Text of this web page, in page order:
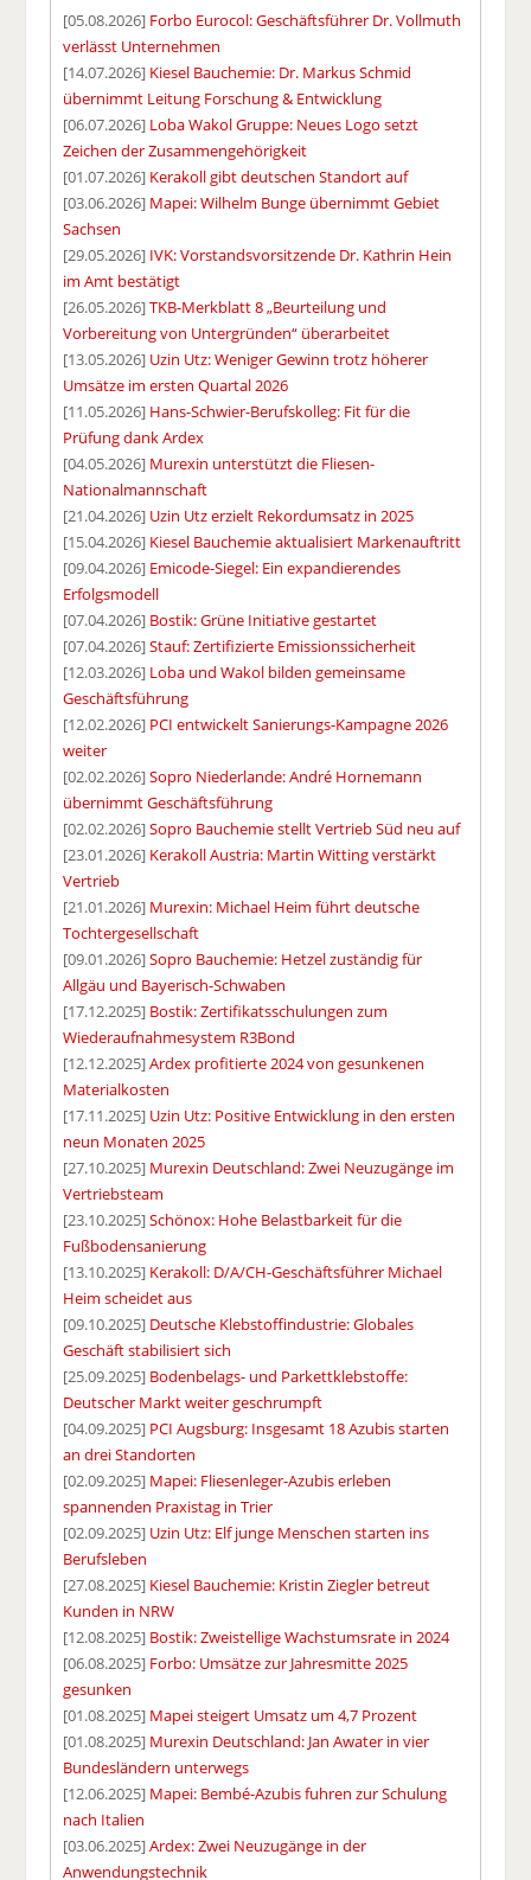
[05.08.2026] Forbo Eurocol: Geschäftsführer Dr. Vollmuth
verlässt Unternehmen
[14.07.2026] Kiesel Bauchemie: Dr. Markus Schmid
übernimmt Leitung Forschung & Entwicklung
[06.07.2026] Loba Wakol Gruppe: Neues Logo setzt
Zeichen der Zusammengehörigkeit
[01.07.2026] Kerakoll gibt deutschen Standort auf
[03.06.2026] Mapei: Wilhelm Bunge übernimmt Gebiet
Sachsen
[29.05.2026] IVK: Vorstandsvorsitzende Dr. Kathrin Hein
im Amt bestätigt
[26.05.2026]TKB-Merkblatt 8 „Beurteilung und
Vorbereitung von Untergründen“ überarbeitet
[13.05.2026] Uzin Utz: Weniger Gewinn trotz höherer
Umsätze im ersten Quartal 2026
[11.05.2026] Hans-Schwier-Berufskolleg: Fit für die
Prüfung dank Ardex
[04.05.2026] Murexin unterstützt die Fliesen-
Nationalmannschaft
[21.04.2026] Uzin Utz erzielt Rekordumsatz in 2025
[15.04.2026] Kiesel Bauchemie aktualisiert Markenauftritt
[09.04.2026] Emicode-Siegel: Ein expandierendes
Erfolgsmodell
[07.04.2026] Bostik: Grüne Initiative gestartet
[07.04.2026]Stauf: Zertifizierte Emissionssicherheit
[12.03.2026] Loba und Wakol bilden gemeinsame
Geschäftsführung
[12.02.2026] PCI entwickelt Sanierungs-Kampagne 2026
weiter
[02.02.2026]Sopro Niederlande: André Hornemann
übernimmt Geschäftsführung
[02.02.2026]Sopro Bauchemie stellt Vertrieb Süd neu auf
[23.01.2026] Kerakoll Austria: Martin Witting verstärkt
Vertrieb
[21.01.2026] Murexin: Michael Heim führt deutsche
Tochtergesellschaft
[09.01.2026]Sopro Bauchemie: Hetzel zuständig für
Allgäu und Bayerisch-Schwaben
[17.12.2025] Bostik: Zertifikatsschulungen zum
Wiederaufnahmesystem R3Bond
[12.12.2025]Ardex profitierte 2024 von gesunkenen
Materialkosten
[17.11.2025] Uzin Utz: Positive Entwicklung in den ersten
neun Monaten 2025
[27.10.2025] Murexin Deutschland: Zwei Neuzugänge im
Vertriebsteam
[23.10.2025]Schönox: Hohe Belastbarkeit für die
Fußbodensanierung
[13.10.2025] Kerakoll: D/A/CH-Geschäftsführer Michael
Heim scheidet aus
[09.10.2025] Deutsche Klebstoffindustrie: Globales
Geschäft stabilisiert sich
[25.09.2025] Bodenbelags- und Parkettklebstoffe:
Deutscher Markt weiter geschrumpft
[04.09.2025] PCI Augsburg: Insgesamt 18 Azubis starten
an drei Standorten
[02.09.2025] Mapei: Fliesenleger-Azubis erleben
spannenden Praxistag in Trier
[02.09.2025] Uzin Utz: Elf junge Menschen starten ins
Berufsleben
[27.08.2025] Kiesel Bauchemie: Kristin Ziegler betreut
Kunden in NRW
[12.08.2025] Bostik: Zweistellige Wachstumsrate in 2024
[06.08.2025] Forbo: Umsätze zur Jahresmitte 2025
gesunken
[01.08.2025] Mapei steigert Umsatz um 4,7 Prozent
[01.08.2025] Murexin Deutschland: Jan Awater in vier
Bundesländern unterwegs
[12.06.2025] Mapei: Bembé-Azubis fuhren zur Schulung
nach Italien
[03.06.2025]Ardex: Zwei Neuzugänge in der
Anwendungstechnik